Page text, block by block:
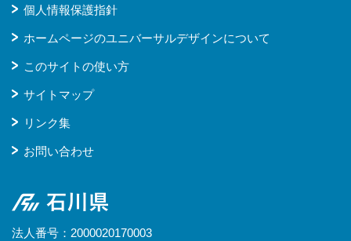
個人情報保護指針
ホームページのユニバーサルデザインについて
このサイトの使い方
サイトマップ
リンク集
お問い合わせ
石川県
法人番号：2000020170003